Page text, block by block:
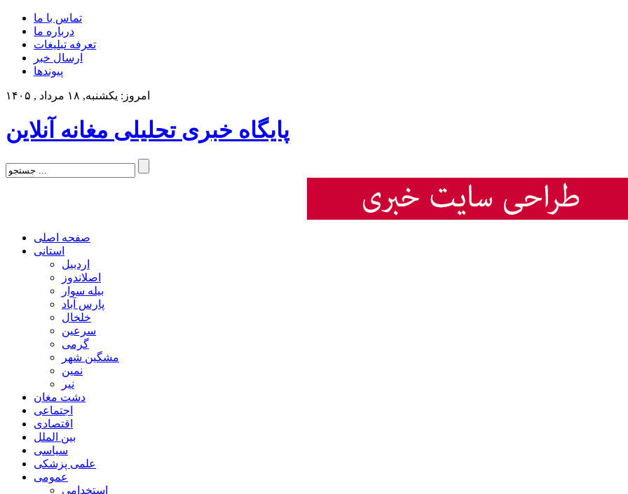
تماس با ما
درباره ما
تعرفه تبلیغات
ارسال خبر
پیوندها
امروز: یکشنبه, ۱۸ مرداد , ۱۴۰۵
پایگاه خبری تحلیلی مغانه آنلاین
صفحه اصلی
استانی
اردبیل
اصلاندوز
بیله سوار
پارس آباد
خلخال
سرعین
گرمی
مشگین شهر
نمین
نیر
دشت مغان
اجتماعی
اقتصادی
بین الملل
سیاسی
علمی پزشکی
عمومی
استخدامی